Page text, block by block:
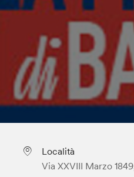
Località
Via XXVIII Marzo